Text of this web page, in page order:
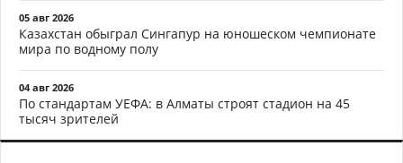
05 авг 2026
Казахстан обыграл Сингапур на юношеском чемпионате
мира по водному полу
04 авг 2026
По стандартам УЕФА: в Алматы строят стадион на 45
тысяч зрителей